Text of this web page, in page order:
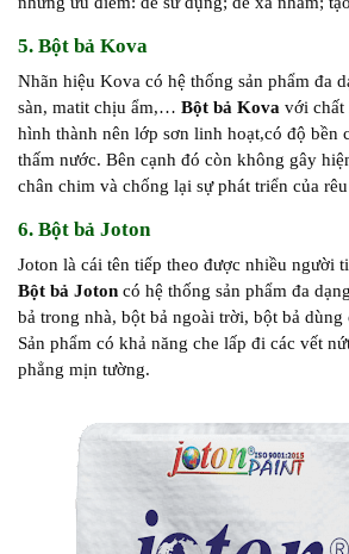
5. Bột bả Kova
Nhãn hiệu Kova có hệ thống sản phẩm đa
sàn, matit chịu ẩm,… Bột bả Kova với chất
hình thành nên lớp sơn linh hoạt,có độ bền
thấm nước. Bên cạnh đó còn không gây
chân chim và chống lại sự phát triển của
6. Bột bả Joton
Joton là cái tên tiếp theo được nhiều người
Bột bả Joton có hệ thống sản phẩm đa
bả trong nhà, bột bả ngoài trời, bột bả dùng
Sản phẩm có khả năng che lấp đi các vết
phẳng mịn tường.